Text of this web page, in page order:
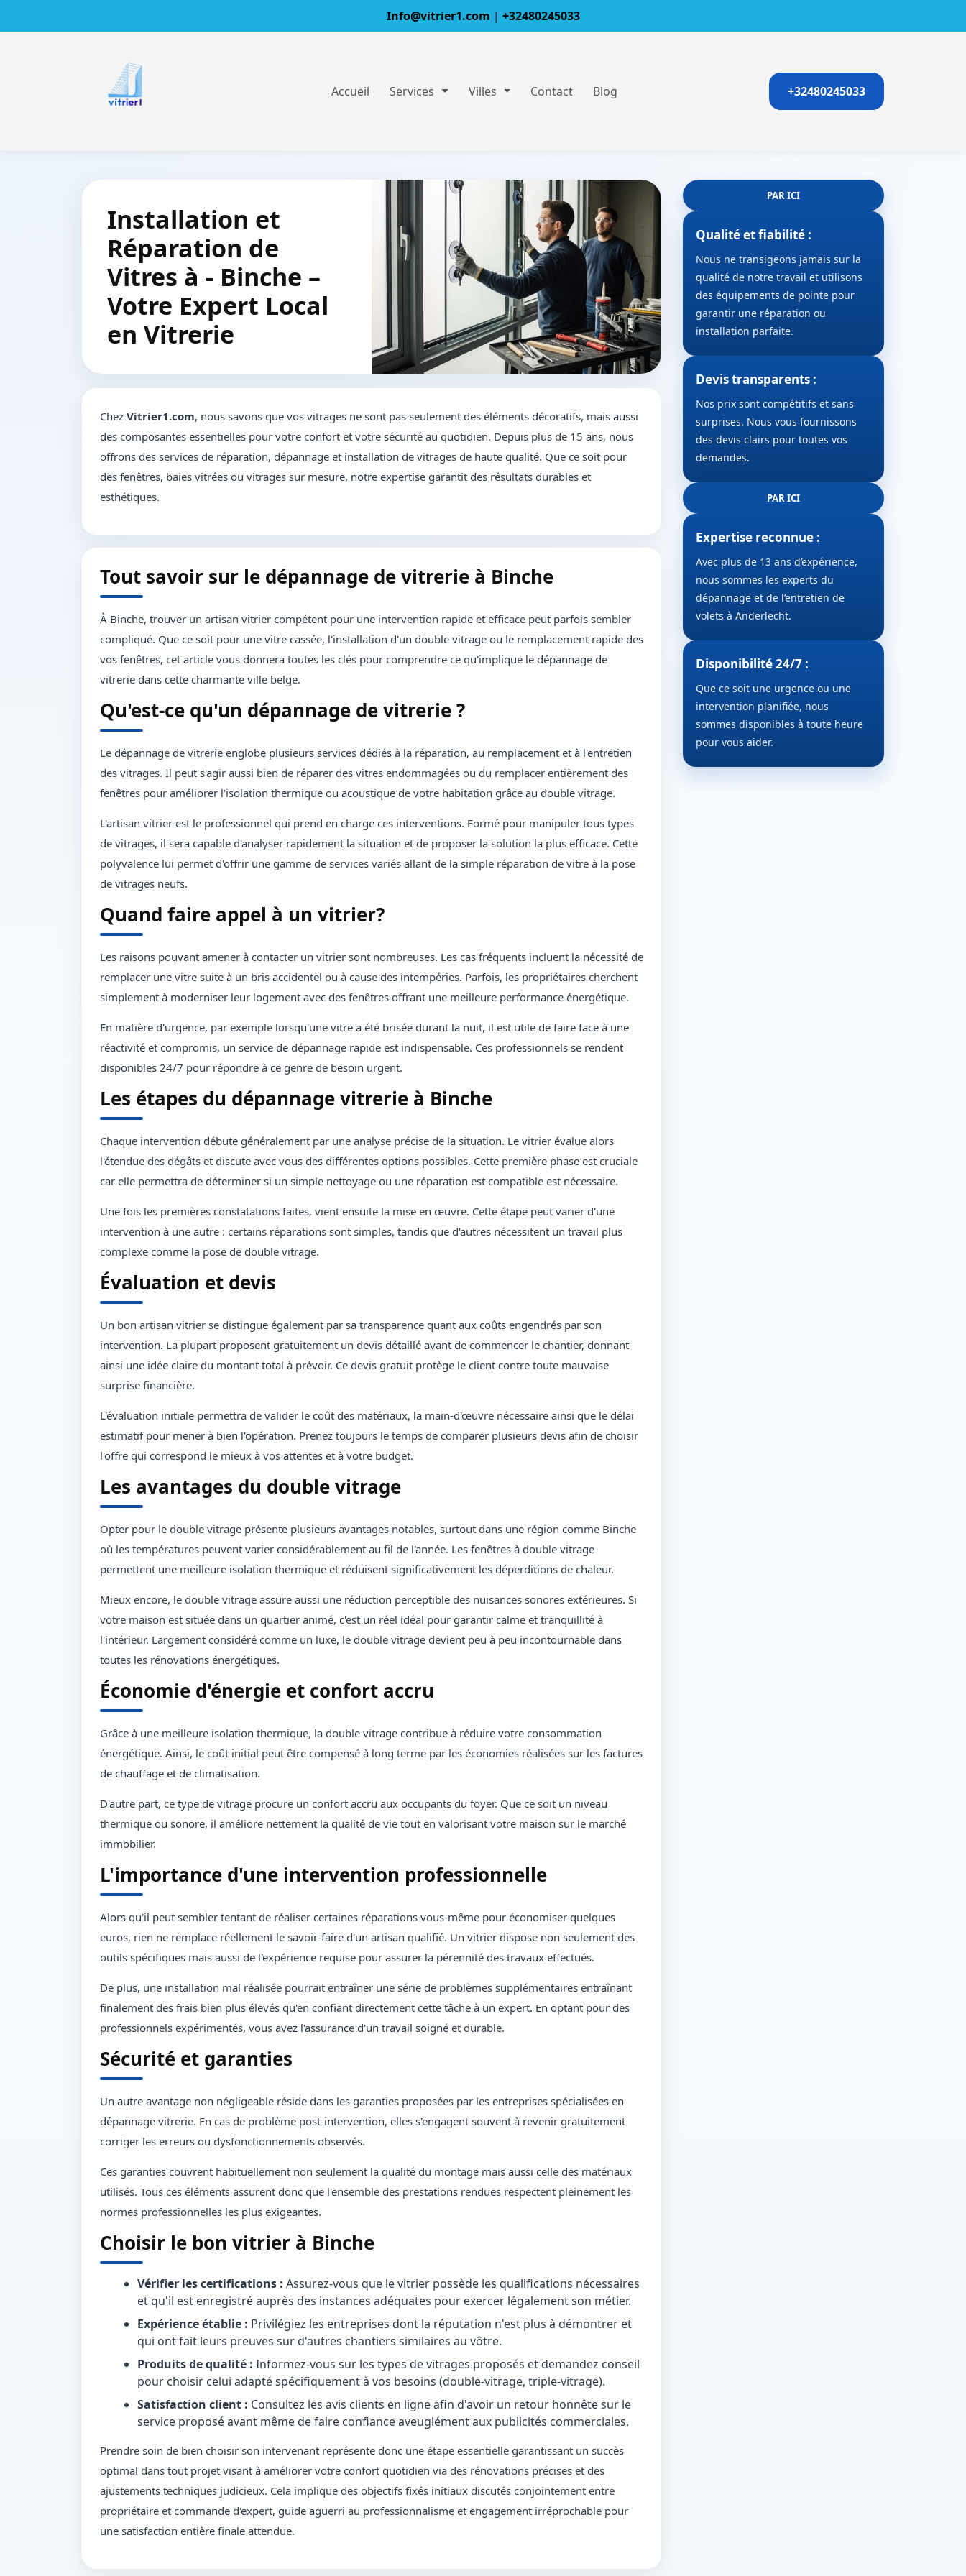
Info@vitrier1.com | +32480245033
Accueil Services Villes Contact Blog +32480245033
Installation et
Réparation de
Vitres à - Binche –
Votre Expert Local
en Vitrerie
Chez Vitrier1.com, nous savons que vos vitrages ne sont pas seulement des éléments décoratifs, mais aussi
des composantes essentielles pour votre confort et votre sécurité au quotidien. Depuis plus de 15 ans, nous
offrons des services de réparation, dépannage et installation de vitrages de haute qualité. Que ce soit pour
des fenêtres, baies vitrées ou vitrages sur mesure, notre expertise garantit des résultats durables et
esthétiques.
Tout savoir sur le dépannage de vitrerie à Binche
À Binche, trouver un artisan vitrier compétent pour une intervention rapide et efficace peut parfois sembler
compliqué. Que ce soit pour une vitre cassée, l'installation d'un double vitrage ou le remplacement rapide des
vos fenêtres, cet article vous donnera toutes les clés pour comprendre ce qu'implique le dépannage de
vitrerie dans cette charmante ville belge.
Qu'est-ce qu'un dépannage de vitrerie ?
Le dépannage de vitrerie englobe plusieurs services dédiés à la réparation, au remplacement et à l'entretien
des vitrages. Il peut s'agir aussi bien de réparer des vitres endommagées ou du remplacer entièrement des
fenêtres pour améliorer l'isolation thermique ou acoustique de votre habitation grâce au double vitrage.
L'artisan vitrier est le professionnel qui prend en charge ces interventions. Formé pour manipuler tous types
de vitrages, il sera capable d'analyser rapidement la situation et de proposer la solution la plus efficace. Cette
polyvalence lui permet d'offrir une gamme de services variés allant de la simple réparation de vitre à la pose
de vitrages neufs.
Quand faire appel à un vitrier?
Les raisons pouvant amener à contacter un vitrier sont nombreuses. Les cas fréquents incluent la nécessité de
remplacer une vitre suite à un bris accidentel ou à cause des intempéries. Parfois, les propriétaires cherchent
simplement à moderniser leur logement avec des fenêtres offrant une meilleure performance énergétique.
En matière d'urgence, par exemple lorsqu'une vitre a été brisée durant la nuit, il est utile de faire face à une
réactivité et compromis, un service de dépannage rapide est indispensable. Ces professionnels se rendent
disponibles 24/7 pour répondre à ce genre de besoin urgent.
Les étapes du dépannage vitrerie à Binche
Chaque intervention débute généralement par une analyse précise de la situation. Le vitrier évalue alors
l'étendue des dégâts et discute avec vous des différentes options possibles. Cette première phase est cruciale
car elle permettra de déterminer si un simple nettoyage ou une réparation est compatible est nécessaire.
Une fois les premières constatations faites, vient ensuite la mise en œuvre. Cette étape peut varier d'une
intervention à une autre : certains réparations sont simples, tandis que d'autres nécessitent un travail plus
complexe comme la pose de double vitrage.
Évaluation et devis
Un bon artisan vitrier se distingue également par sa transparence quant aux coûts engendrés par son
intervention. La plupart proposent gratuitement un devis détaillé avant de commencer le chantier, donnant
ainsi une idée claire du montant total à prévoir. Ce devis gratuit protège le client contre toute mauvaise
surprise financière.
L'évaluation initiale permettra de valider le coût des matériaux, la main-d'œuvre nécessaire ainsi que le délai
estimatif pour mener à bien l'opération. Prenez toujours le temps de comparer plusieurs devis afin de choisir
l'offre qui correspond le mieux à vos attentes et à votre budget.
Les avantages du double vitrage
Opter pour le double vitrage présente plusieurs avantages notables, surtout dans une région comme Binche
où les températures peuvent varier considérablement au fil de l'année. Les fenêtres à double vitrage
permettent une meilleure isolation thermique et réduisent significativement les déperditions de chaleur.
Mieux encore, le double vitrage assure aussi une réduction perceptible des nuisances sonores extérieures. Si
votre maison est située dans un quartier animé, c'est un réel idéal pour garantir calme et tranquillité à
l'intérieur. Largement considéré comme un luxe, le double vitrage devient peu à peu incontournable dans
toutes les rénovations énergétiques.
Économie d'énergie et confort accru
Grâce à une meilleure isolation thermique, la double vitrage contribue à réduire votre consommation
énergétique. Ainsi, le coût initial peut être compensé à long terme par les économies réalisées sur les factures
de chauffage et de climatisation.
D'autre part, ce type de vitrage procure un confort accru aux occupants du foyer. Que ce soit un niveau
thermique ou sonore, il améliore nettement la qualité de vie tout en valorisant votre maison sur le marché
immobilier.
L'importance d'une intervention professionnelle
Alors qu'il peut sembler tentant de réaliser certaines réparations vous-même pour économiser quelques
euros, rien ne remplace réellement le savoir-faire d'un artisan qualifié. Un vitrier dispose non seulement des
outils spécifiques mais aussi de l'expérience requise pour assurer la pérennité des travaux effectués.
De plus, une installation mal réalisée pourrait entraîner une série de problèmes supplémentaires entraînant
finalement des frais bien plus élevés qu'en confiant directement cette tâche à un expert. En optant pour des
professionnels expérimentés, vous avez l'assurance d'un travail soigné et durable.
Sécurité et garanties
Un autre avantage non négligeable réside dans les garanties proposées par les entreprises spécialisées en
dépannage vitrerie. En cas de problème post-intervention, elles s'engagent souvent à revenir gratuitement
corriger les erreurs ou dysfonctionnements observés.
Ces garanties couvrent habituellement non seulement la qualité du montage mais aussi celle des matériaux
utilisés. Tous ces éléments assurent donc que l'ensemble des prestations rendues respectent pleinement les
normes professionnelles les plus exigeantes.
Choisir le bon vitrier à Binche
Vérifier les certifications : Assurez-vous que le vitrier possède les qualifications nécessaires
et qu'il est enregistré auprès des instances adéquates pour exercer légalement son métier.
Expérience établie : Privilégiez les entreprises dont la réputation n'est plus à démontrer et
qui ont fait leurs preuves sur d'autres chantiers similaires au vôtre.
Produits de qualité : Informez-vous sur les types de vitrages proposés et demandez conseil
pour choisir celui adapté spécifiquement à vos besoins (double-vitrage, triple-vitrage).
Satisfaction client : Consultez les avis clients en ligne afin d'avoir un retour honnête sur le
service proposé avant même de faire confiance aveuglément aux publicités commerciales.
Prendre soin de bien choisir son intervenant représente donc une étape essentielle garantissant un succès
optimal dans tout projet visant à améliorer votre confort quotidien via des rénovations précises et des
ajustements techniques judicieux. Cela implique des objectifs fixés initiaux discutés conjointement entre
propriétaire et commande d'expert, guide aguerri au professionnalisme et engagement irréprochable pour
une satisfaction entière finale attendue.
PAR ICI
Qualité et fiabilité :
Nous ne transigeons jamais sur la
qualité de notre travail et utilisons
des équipements de pointe pour
garantir une réparation ou
installation parfaite.
Devis transparents :
Nos prix sont compétitifs et sans
surprises. Nous vous fournissons
des devis clairs pour toutes vos
demandes.
PAR ICI
Expertise reconnue :
Avec plus de 13 ans d’expérience,
nous sommes les experts du
dépannage et de l’entretien de
volets à Anderlecht.
Disponibilité 24/7 :
Que ce soit une urgence ou une
intervention planifiée, nous
sommes disponibles à toute heure
pour vous aider.